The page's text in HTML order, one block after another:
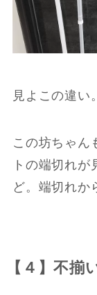
見よこの違い。
この坊ちゃん
トの端切れ
ど。端切れか
【４】不